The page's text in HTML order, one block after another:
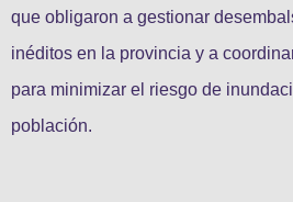
que obligaron a gestionar
inéditos en la provincia y a
para minimizar el riesgo de
población.